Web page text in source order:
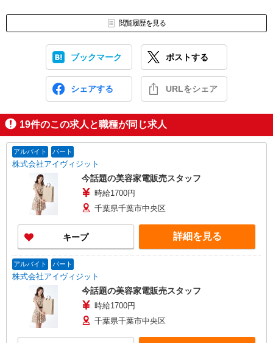
閲覧履歴を見る
ブックマーク ポストする
シェアする URLをシェア
19件のこの求人と職種が同じ求人
アルバイト パート
株式会社アイヴィジット
今話題の美容家電販売スタッフ
時給1700円
千葉県千葉市中央区
キープ 詳細を見る
アルバイト パート
株式会社アイヴィジット
今話題の美容家電販売スタッフ
時給1700円
千葉県千葉市中央区